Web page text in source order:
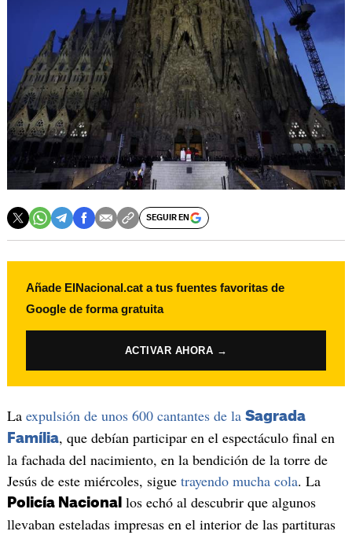
SEGUIR EN
Añade ElNacional.cat a tus fuentes favoritas de
Google de forma gratuita
ACTIVAR AHORA →
La expulsión de unos 600 cantantes de la Sagrada
Família, que debían participar en el espectáculo final en
la fachada del nacimiento, en la bendición de la torre de
Jesús de este miércoles, sigue trayendo mucha cola. La
Policía Nacional los echó al descubrir que algunos
llevaban esteladas impresas en el interior de las partituras